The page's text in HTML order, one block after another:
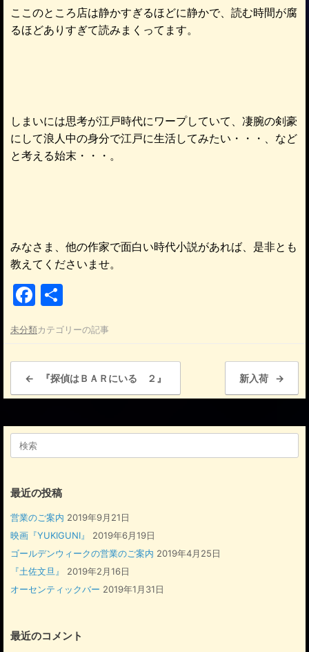
ここのところ店は静かすぎるほどに静かで、読む時間が腐
るほどありすぎて読みまくってます。
しまいには思考が江戸時代にワープしていて、凄腕の剣豪
にして浪人中の身分で江戸に生活してみたい・・・、など
と考える始末・・・。
みなさま、他の作家で面白い時代小説があれば、是非とも
教えてくださいませ。
F
c
e
b
o
o
k
未分類カテゴリーの記事
投稿ナビゲーション
← 『探偵はＢＡＲにいる ２』 新入荷 →
検
最近の投稿
営業のご案内 2019年9月21日
映画『YUKIGUNI』
2019年6月19日
ゴールデンウィークの営業のご案内 2019年4月25日
『土佐文旦』
2019年2月16日
オーセンティックバー 2019年1月31日
最近のコメント